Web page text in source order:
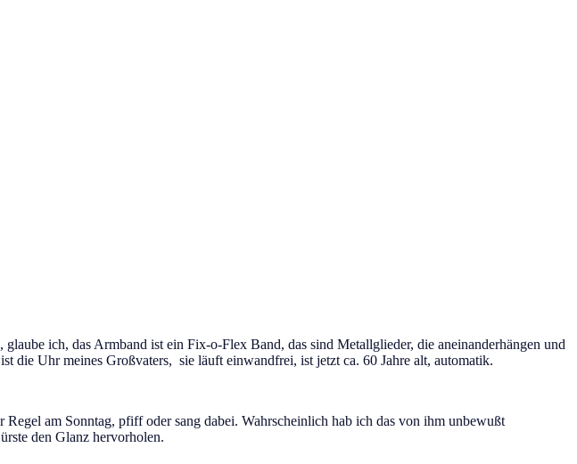
ich, das Armband ist ein Fix-o-Flex Band, das sind Metallglieder, die aneinanderhängen und
die Uhr meines Großvaters, sie läuft einwandfrei, ist jetzt ca. 60 Jahre alt, automatik.
am Sonntag, pfiff oder sang dabei. Wahrscheinlich hab ich das von ihm unbewußt
den Glanz hervorholen.